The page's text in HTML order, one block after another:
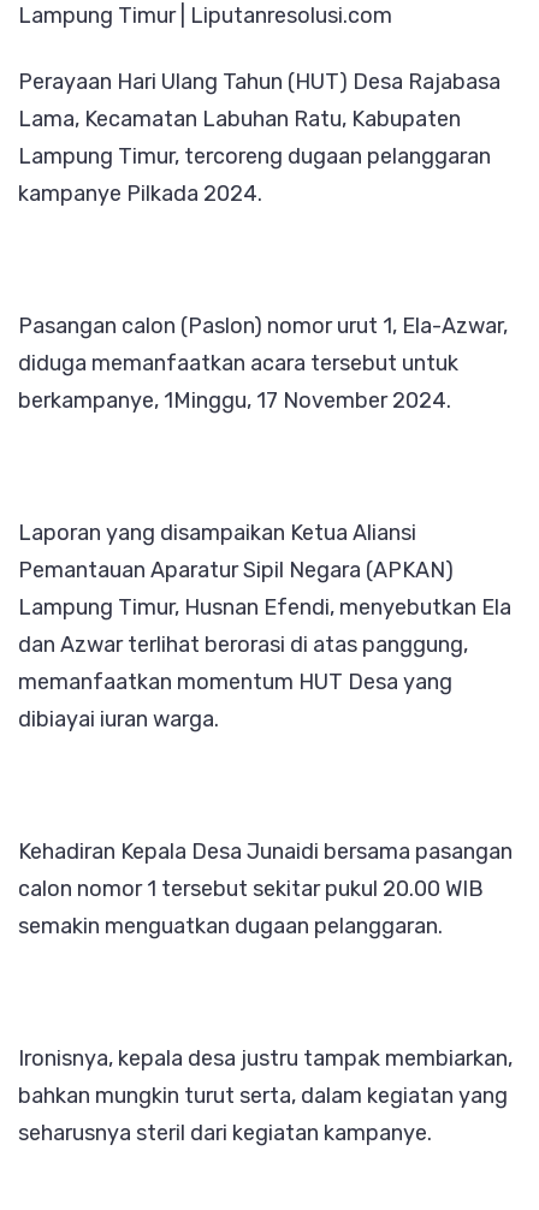
Lama,
Lampung Timur | Liputanresolusi.com
Perayaan Hari Ulang Tahun (HUT) Desa Rajabasa
Lama, Kecamatan Labuhan Ratu, Kabupaten
Lampung Timur, tercoreng dugaan pelanggaran
kampanye Pilkada 2024.
Pasangan calon (Paslon) nomor urut 1, Ela-Azwar,
diduga memanfaatkan acara tersebut untuk
berkampanye, 1Minggu, 17 November 2024.
Laporan yang disampaikan Ketua Aliansi
Pemantauan Aparatur Sipil Negara (APKAN)
Lampung Timur, Husnan Efendi, menyebutkan Ela
dan Azwar terlihat berorasi di atas panggung,
memanfaatkan momentum HUT Desa yang
dibiayai iuran warga.
Kehadiran Kepala Desa Junaidi bersama pasangan
calon nomor 1 tersebut sekitar pukul 20.00 WIB
semakin menguatkan dugaan pelanggaran.
Ironisnya, kepala desa justru tampak membiarkan,
bahkan mungkin turut serta, dalam kegiatan yang
seharusnya steril dari kegiatan kampanye.